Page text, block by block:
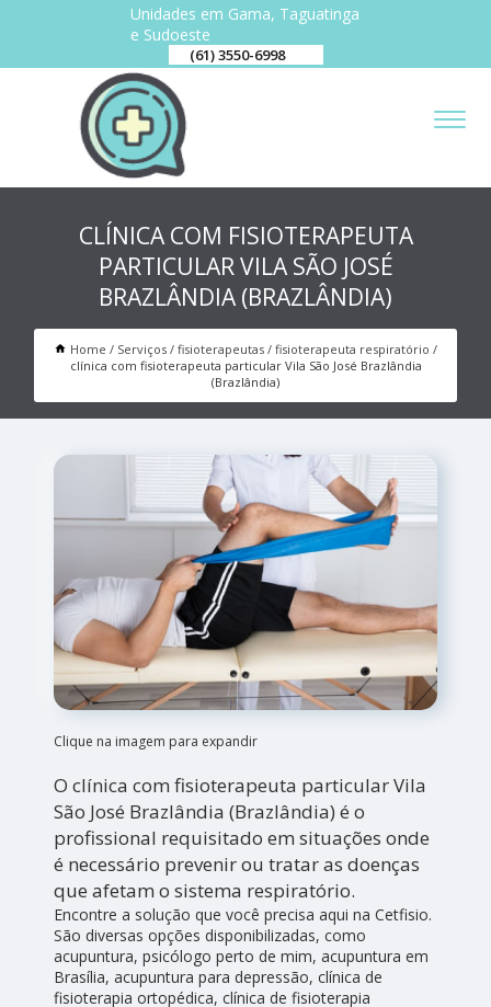
Unidades em Gama, Taguatinga
e Sudoeste
(61) 3550-6998
CLÍNICA COM FISIOTERAPEUTA
PARTICULAR VILA SÃO JOSÉ
BRAZLÂNDIA (BRAZLÂNDIA)
Home Serviços fisioterapeutas
fisioterapeuta respiratório
clínica com fisioterapeuta particular Vila São José Brazlândia
(Brazlândia)
Clique na imagem para expandir
O clínica com fisioterapeuta particular Vila
São José Brazlândia (Brazlândia) é o
profissional requisitado em situações onde
é necessário prevenir ou tratar as doenças
que afetam o sistema respiratório.
Encontre a solução que você precisa aqui na Cetfisio.
São diversas opções disponibilizadas, como
acupuntura, psicólogo perto de mim, acupuntura em
Brasília, acupuntura para depressão, clínica de
fisioterapia ortopédica, clínica de fisioterapia